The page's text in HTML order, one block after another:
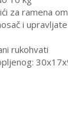
za ramena
i
rukohvati